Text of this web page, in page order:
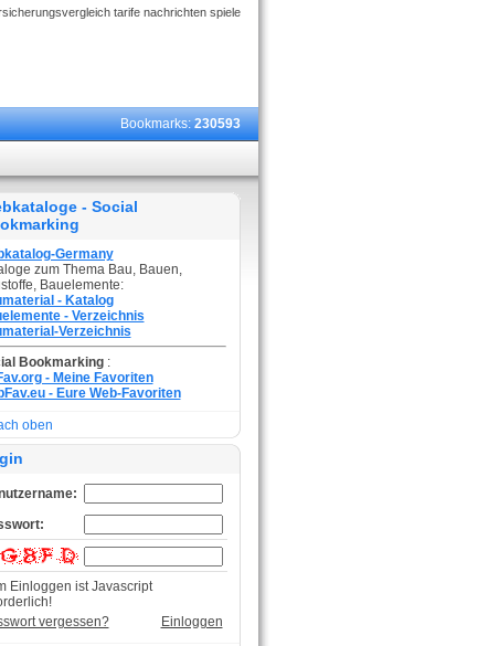
tarife nachrichten spiele
Bookmarks:230593
- Social
Germany
zum Thema Bau, Bauen,
Bauelemente:
- Katalog
- Verzeichnis
Verzeichnis
Bookmarking :
- Meine Favoriten
- Eure Web-Favoriten
oben
Einloggen ist Javascript
vergessen?
Einloggen